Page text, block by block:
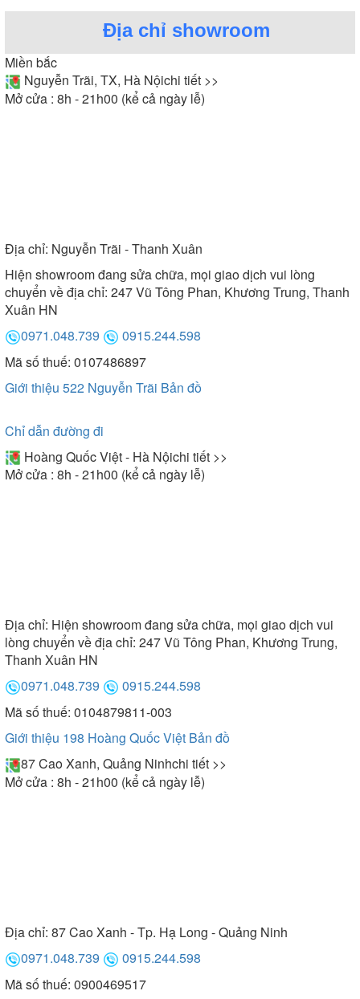
Địa chỉ showroom
Miền bắc
Nguyễn Trãi, TX, Hà Nộichi tiết >>
Mở cửa : 8h - 21h00 (kể cả ngày lễ)
Địa chỉ: Nguyễn Trãi - Thanh Xuân
Hiện showroom đang sửa chữa, mọi giao dịch vui lòng
chuyển về địa chỉ: 247 Vũ Tông Phan, Khương Trung, Thanh
Xuân HN
0971.048.739
0915.244.598
Mã số thuế: 0107486897
Giới thiệu 522 Nguyễn Trãi Bản đồ
Chỉ dẫn đường đi
Hoàng Quốc Việt - Hà Nộichi tiết >>
Mở cửa : 8h - 21h00 (kể cả ngày lễ)
Địa chỉ: Hiện showroom đang sửa chữa, mọi giao dịch vui
lòng chuyển về địa chỉ: 247 Vũ Tông Phan, Khương Trung,
Thanh Xuân HN
0971.048.739
0915.244.598
Mã số thuế: 0104879811-003
Giới thiệu 198 Hoàng Quốc Việt Bản đồ
87 Cao Xanh, Quảng Ninhchi tiết >>
Mở cửa : 8h - 21h00 (kể cả ngày lễ)
Địa chỉ: 87 Cao Xanh - Tp. Hạ Long - Quảng Ninh
0971.048.739
0915.244.598
Mã số thuế: 0900469517